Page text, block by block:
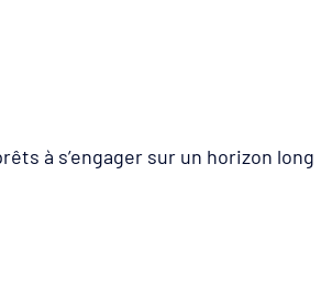
à s’engager sur un horizon long